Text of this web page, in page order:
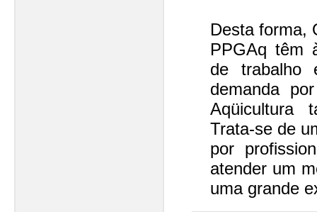
Desta forma,
PPGAq têm
de trabalho
demanda
Aqüicultura
Trata-se de
por
atender um
uma grande